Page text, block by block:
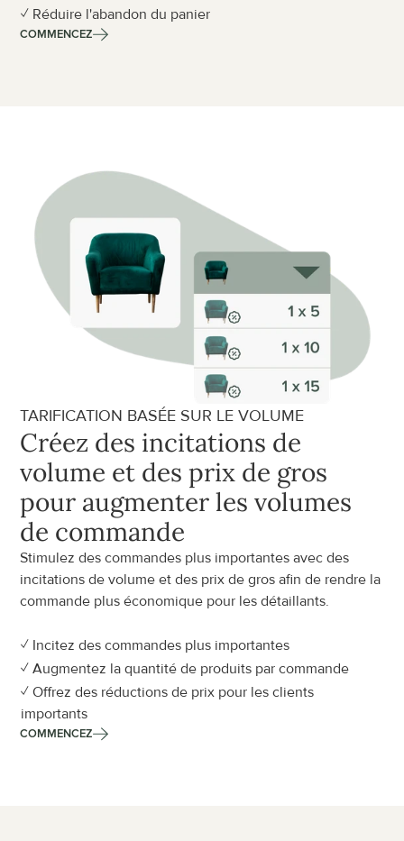
✓ Réduire l'abandon du panier
COMMENCEZ
TARIFICATION BASÉE SUR LE VOLUME
Créez des incitations de
volume et des prix de gros
pour augmenter les volumes
de commande
Stimulez des commandes plus importantes avec des
incitations de volume et des prix de gros afin de rendre la
commande plus économique pour les détaillants.
✓ Incitez des commandes plus importantes
✓ Augmentez la quantité de produits par commande
✓ Offrez des réductions de prix pour les clients
importants
COMMENCEZ